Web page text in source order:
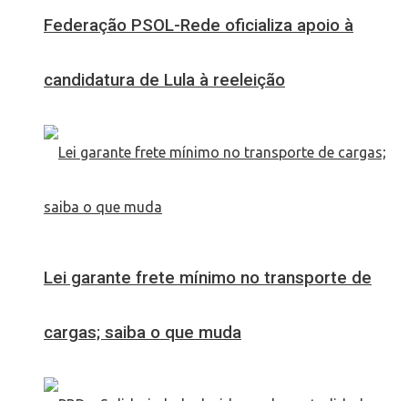
Federação PSOL-Rede oficializa apoio à
candidatura de Lula à reeleição
Lei garante frete mínimo no transporte de
cargas; saiba o que muda